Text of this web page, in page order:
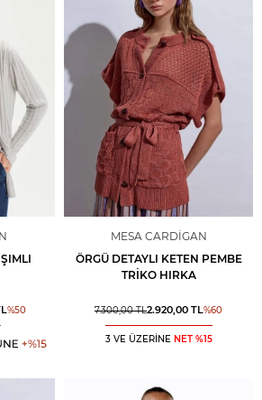
%50
MESA CARDIGAN
ÖRGÜ DETAYLI KETEN PEMBE
TRIKO HIRKA
7.300,00TL2.920,00 TL%60
3 VE ÜZERİNE NET %15